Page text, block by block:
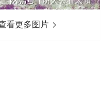
看更多图片